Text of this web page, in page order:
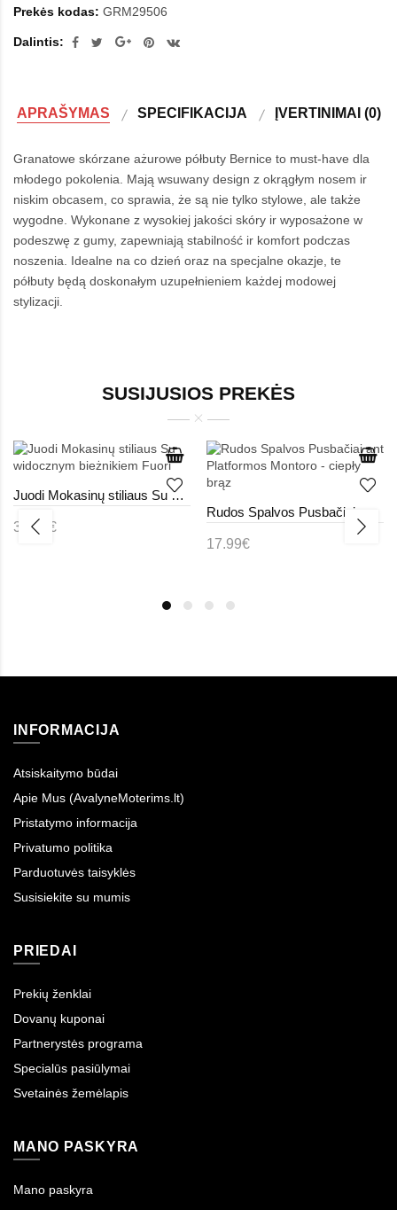
Prekės kodas: GRM29506
Dalintis:
APRAŠYMAS SPECIFIKACIJA ĮVERTINIMAI (0)
Granatowe skórzane ażurowe półbuty Bernice to must-have dla
młodego pokolenia. Mają wsuwany design z okrągłym nosem ir
niskim obcasem, co sprawia, że są nie tylko stylowe, ale także
wygodne. Wykonane z wysokiej jakości skóry ir wyposażone w
podeszwę z gumy, zapewniają stabilność ir komfort podczas
noszenia. Idealne na co dzień oraz na specjalne okazje, te
półbuty będą doskonałym uzupełnieniem każdej modowej
stylizacji.
SUSIJUSIOS PREKĖS
Juodi Mokasinų stiliaus Su widocznym bieżnikiem Fuori
32.99€
17.99€
INFORMACIJA
Atsiskaitymo būdai
Apie Mus (AvalyneMoterims.lt)
Pristatymo informacija
Privatumo politika
Parduotuvės taisyklės
Susisiekite su mumis
PRIEDAI
Prekių ženklai
Dovanų kuponai
Partnerystės programa
Specialūs pasiūlymai
Svetainės žemėlapis
MANO PASKYRA
Mano paskyra